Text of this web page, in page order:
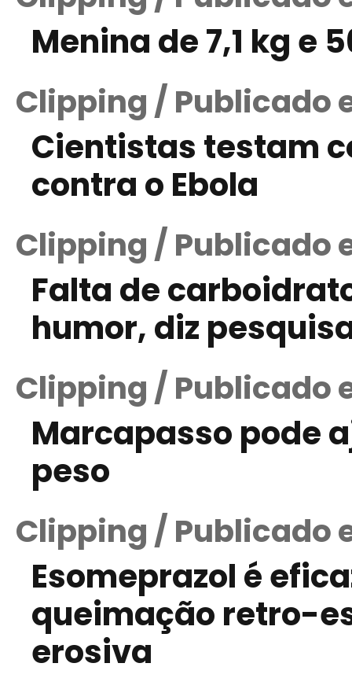
Menina de 7,1 kg e
Clipping / Publicado
Cientistas testam
contra o Ebola
Clipping / Publicado
Falta de
humor, diz
Clipping / Publicado
Marcapasso pode
peso
Clipping / Publicado
Esomeprazol é
queimação retro-
erosiva